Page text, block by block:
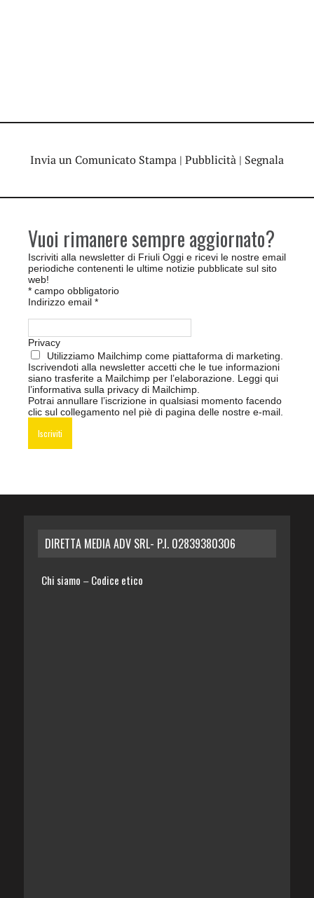
Invia un Comunicato Stampa | Pubblicità | Segnala
Vuoi rimanere sempre aggiornato?
Iscriviti alla newsletter di Friuli Oggi e ricevi le nostre email
periodiche contenenti le ultime notizie pubblicate sul sito
web!
* campo obbligatorio
Indirizzo email *
Privacy
Utilizziamo Mailchimp come piattaforma di marketing.
Iscrivendoti alla newsletter accetti che le tue informazioni
siano trasferite a Mailchimp per l’elaborazione. Leggi qui
l’informativa sulla privacy di Mailchimp
Potrai annullare l’iscrizione in qualsiasi momento facendo
clic sul collegamento nel piè di pagina delle nostre e-mail.
DIRETTA MEDIA ADV SRL- P.I. 02839380306
Chi siamo – Codice etico